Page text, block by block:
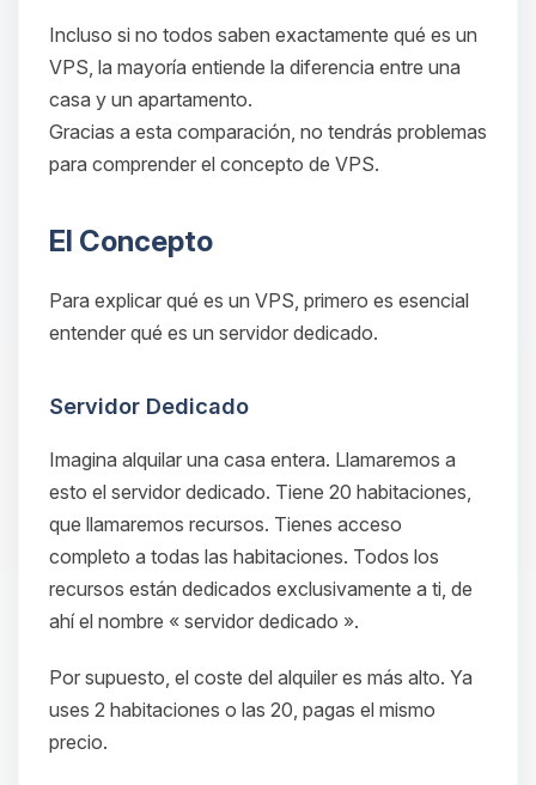
Incluso si no todos saben exactamente qué es un
VPS, la mayoría entiende la diferencia entre una
casa y un apartamento.
Gracias a esta comparación, no tendrás problemas
para comprender el concepto de VPS.
El Concepto
Para explicar qué es un VPS, primero es esencial
entender qué es un servidor dedicado.
Servidor Dedicado
Imagina alquilar una casa entera. Llamaremos a
esto el servidor dedicado. Tiene 20 habitaciones,
que llamaremos recursos. Tienes acceso
completo a todas las habitaciones. Todos los
recursos están dedicados exclusivamente a ti, de
ahí el nombre « servidor dedicado ».
Por supuesto, el coste del alquiler es más alto. Ya
uses 2 habitaciones o las 20, pagas el mismo
precio.